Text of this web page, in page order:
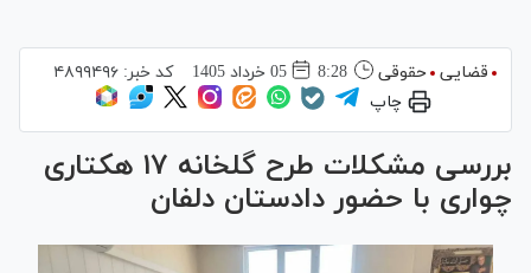
قضایی حقوقی 8:28 05 خرداد 1405 کد خبر: ۴۸۹۹۴۹۶
چاپ
بررسی مشکلات طرح گلخانه ۱۷ هکتاری
چواری با حضور دادستان دلفان